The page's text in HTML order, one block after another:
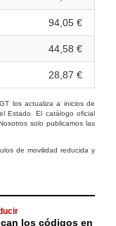
94,05 €
44,58 €
28,87 €
los actualiza a inicios de
Estado. El catálogo oficial
Nosotros solo publicamos las
de movilidad reducida y
los códigos en